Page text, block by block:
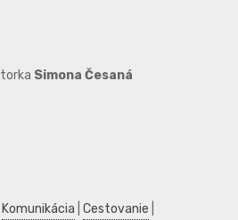
Simona Česaná
Komunikácia Cestovanie